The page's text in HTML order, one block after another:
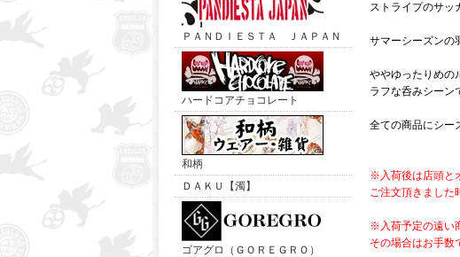
ＰＡＮＤＩＥＳＴＡ ＪＡＰＡＮ
ハードコアチョコレート
和柄
ＤＡＫＵ【濁】
ゴアグロ（ＧＯＲＥＧＲＯ）
ストライプのサッ
サマーシーズンの
ややゆったりめの
ラフな呑みシーン
全ての商品にシー
※入荷後は店頭と
ご注文頂きました
※入荷予定の遠い
その場合はお手数